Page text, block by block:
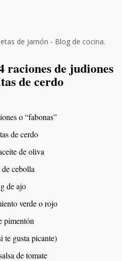
raciones de judiones
de cerdo
o “fabonas”
de cerdo
de oliva
cebolla
de ajo
verde o rojo
pimentón
te gusta picante)
de tomate